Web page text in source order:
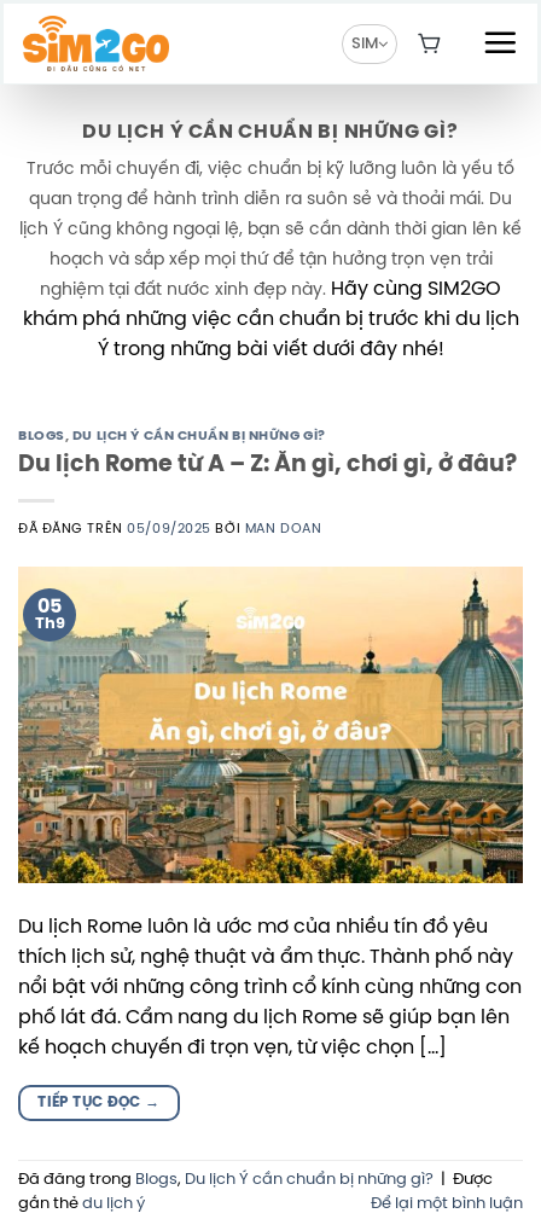
Chuyển
đến
SIM
DU LỊCH Ý CẦN CHUẨN BỊ NHỮNG GÌ?
Trước mỗi chuyến đi, việc chuẩn bị kỹ lưỡng luôn là yếu tố
quan trọng để hành trình diễn ra suôn sẻ và thoải mái. Du
lịch Ý cũng không ngoại lệ, bạn sẽ cần dành thời gian lên kế
hoạch và sắp xếp mọi thứ để tận hưởng trọn vẹn trải
nghiệm tại đất nước xinh đẹp này. Hãy cùng SIM2GO
khám phá những việc cần chuẩn bị trước khi du lịch
Ý trong những bài viết dưới đây nhé!
BLOGS, DU LỊCH Ý CẦN CHUẨN BỊ NHỮNG GÌ?
Du lịch Rome từ A – Z: Ăn gì, chơi gì, ở đâu?
ĐÃ ĐĂNG TRÊN05/09/2025 BỞI MAN DOAN
05
Th9
Du lịch Rome luôn là ước mơ của nhiều tín đồ yêu
thích lịch sử, nghệ thuật và ẩm thực. Thành phố này
nổi bật với những công trình cổ kính cùng những con
phố lát đá. Cẩm nang du lịch Rome sẽ giúp bạn lên
kế hoạch chuyến đi trọn vẹn, từ việc chọn […]
TIẾP TỤC ĐỌC →
Đã đăng trong Blogs, Du lịch Ý cần chuẩn bị những gì?
Được
gắn thẻ du lịch ý Để lại một bình luận